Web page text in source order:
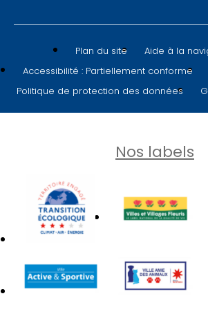
Plan du site
Aide à la
Accessibilité : Partiellement conforme
Politique de protection des données
Nos labels